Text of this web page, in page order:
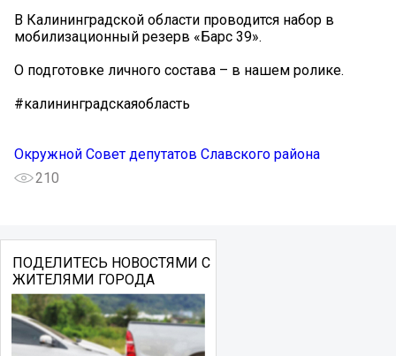
В Калининградской области проводится набор в
мобилизационный резерв «Барс 39».
О подготовке личного состава – в нашем ролике.
#калининградскаяобласть
Окружной Совет депутатов Славского района
210
ПОДЕЛИТЕСЬ НОВОСТЯМИ С
ЖИТЕЛЯМИ ГОРОДА